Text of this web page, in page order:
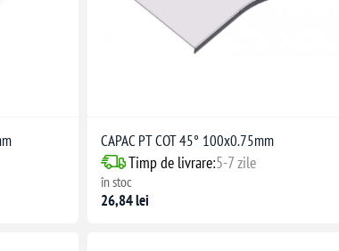
CAPAC PT COT 45° 100x0.75mm
Timp de livrare:5-7 zile
în stoc
26,84 lei